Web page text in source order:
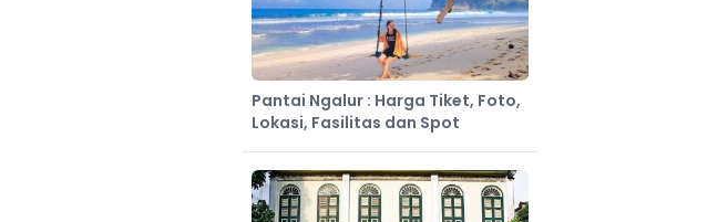
Pantai Ngalur : Harga Tiket, Foto,
Lokasi, Fasilitas dan Spot